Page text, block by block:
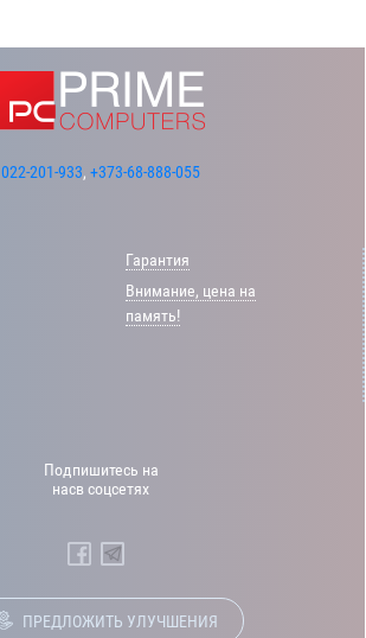
022-201-933, +373-68-888-055
Гарантия
Внимание, цена на
память!
Подпишитесь на
насв соцсетях
ПРЕДЛОЖИТЬ УЛУЧШЕНИЯ